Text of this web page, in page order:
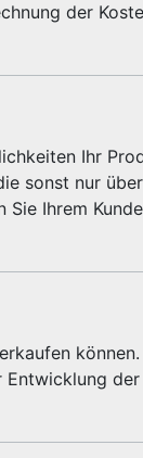
der
Ihr
sonst nur
Ihrem
können.
Entwicklung